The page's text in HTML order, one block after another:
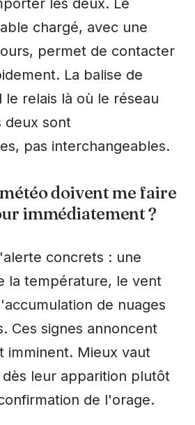
chargé, avec une
permet de contacter
La balise de
relais là où le réseau
deux sont
pas interchangeables.
doivent me faire
immédiatement ?
concrets : une
la température, le vent
de nuages
Ces signes annoncent
imminent. Mieux vaut
leur apparition plutôt
de l'orage.